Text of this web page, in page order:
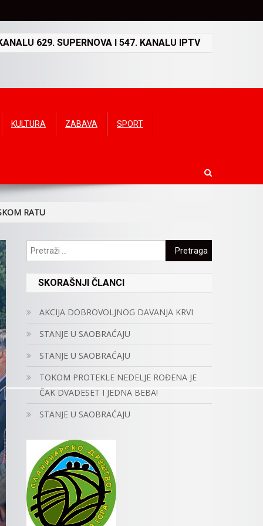
629. SUPERNOVA I 547. KANALU IPTV
KULTURA ZABAVA SPORT
RATU
Pretraga:
SKORAŠNJI ČLANCI
AKCIJA DOBROVOLJNOG DAVANJA KRVI
STANJE U SAOBRAĆAJU
STANJE U SAOBRAĆAJU
TOKOM PROTEKLE NEDELJE ROĐENA JE
ČAK DVADESET I JEDNA BEBA!
STANJE U SAOBRAĆAJU